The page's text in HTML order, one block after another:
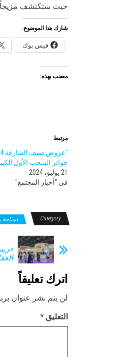
حيث ستكتشف مزيجاً
شارك هذا الموضوع:
فيس بوك
معجب بهذه:
مرتبط
جوائز السحب الأول
21 يوليو، 2024
في "أخبار المجتمع"
Category سياحة
اترك تعليقاً
لن يتم نشر عنوان
التعليق *